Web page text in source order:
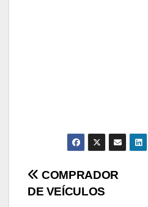
Navegação
COMPRADOR
DE VEÍCULOS